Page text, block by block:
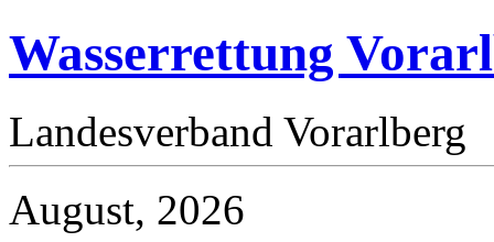
Wasserrettung
Landesverband Vorarlberg
August, 2026